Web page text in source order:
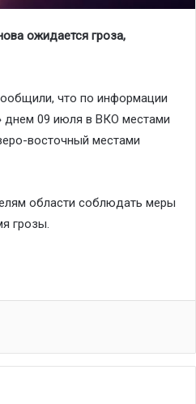
ожидается гроза,
что по информации
днем 09 июля в ВКО местами
восточный местами
области соблюдать меры
грозы.